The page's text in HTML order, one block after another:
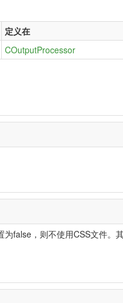
定义在
COutputProcessor
false，则不使用CSS文件。